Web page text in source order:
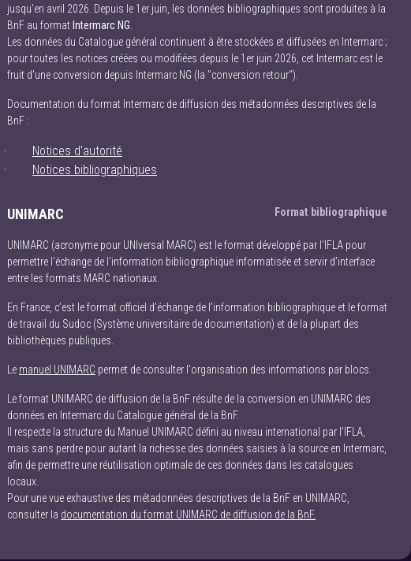
jusqu'en avril 2026. Depuis le 1er juin, les données bibliographiques sont produites à la
BnF au format Intermarc NG.
Les données du Catalogue général continuent à être stockées et diffusées en Intermarc ;
pour toutes les notices créées ou modifiées depuis le 1er juin 2026, cet Intermarc est le
fruit d'une conversion depuis Intermarc NG (la "conversion retour").
Documentation du format Intermarc de diffusion des métadonnées descriptives de la
BnF :
Notices d'autorité
Notices bibliographiques
UNIMARC Format bibliographique
UNIMARC (acronyme pour UNIversal MARC) est le format développé par l’IFLA pour
permettre l’échange de l’information bibliographique informatisée et servir d’interface
entre les formats MARC nationaux.
En France, c’est le format officiel d’échange de l’information bibliographique et le format
de travail du Sudoc (Système universitaire de documentation) et de la plupart des
bibliothèques publiques.
Le manuel UNIMARC permet de consulter l'organisation des informations par blocs.
Le format UNIMARC de diffusion de la BnF résulte de la conversion en UNIMARC des
données en Intermarc du Catalogue général de la BnF.
Il respecte la structure du Manuel UNIMARC défini au niveau international par l'IFLA,
mais sans perdre pour autant la richesse des données saisies à la source en Intermarc,
afin de permettre une réutilisation optimale de ces données dans les catalogues
locaux.
Pour une vue exhaustive des métadonnées descriptives de la BnF en UNIMARC,
consulter la documentation du format UNIMARC de diffusion de la BnF.